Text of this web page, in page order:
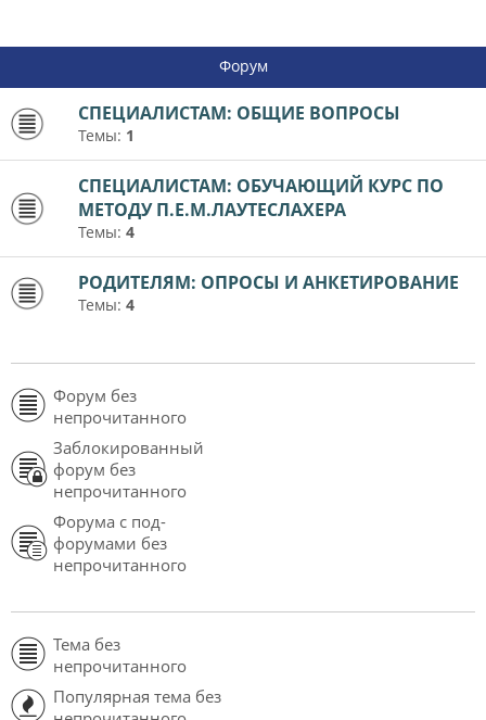
Форум
СПЕЦИАЛИСТАМ: ОБЩИЕ ВОПРОСЫ
Темы: 1
СПЕЦИАЛИСТАМ: ОБУЧАЮЩИЙ КУРС ПО
МЕТОДУ П.Е.М.ЛАУТЕСЛАХЕРА
Темы: 4
РОДИТЕЛЯМ: ОПРОСЫ И АНКЕТИРОВАНИЕ
Темы: 4
Форум без
непрочитанного
Заблокированный
форум без
непрочитанного
Форума с под-
форумами без
непрочитанного
Тема без
непрочитанного
Популярная тема без